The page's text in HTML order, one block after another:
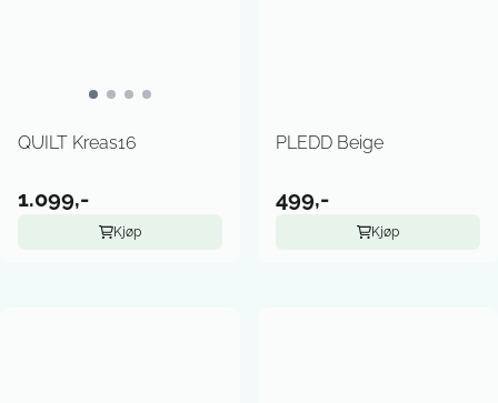
QUILT Kreas16
1.099,-
Kjøp
PLEDD Beige
499,-
Kjøp